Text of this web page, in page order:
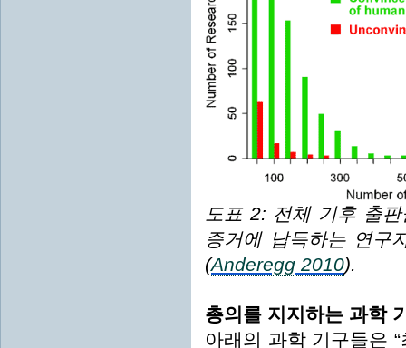
도표 2: 전체 기후 출
증거에 납득하는 연구
(Anderegg 2010).
총의를 지지하는 과학
아래의 과학 기구들은